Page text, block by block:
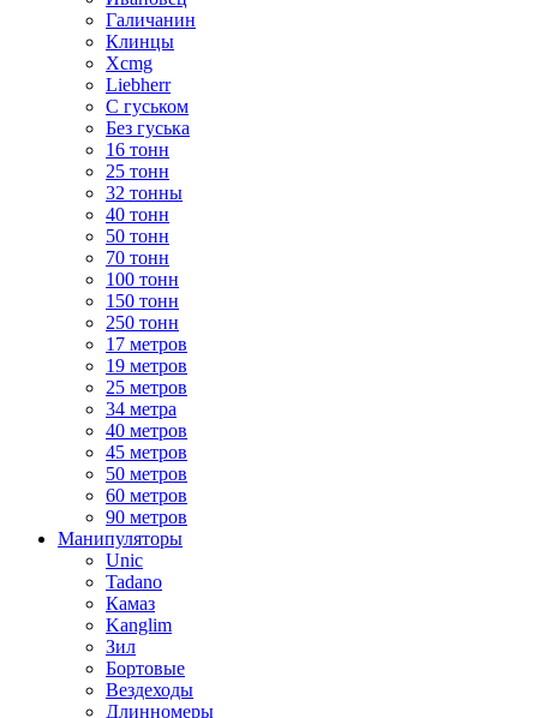
Галичанин
Клинцы
Xcmg
Liebherr
С гуськом
Без гуська
16 тонн
25 тонн
32 тонны
40 тонн
50 тонн
70 тонн
100 тонн
150 тонн
250 тонн
17 метров
19 метров
25 метров
34 метра
40 метров
45 метров
50 метров
60 метров
90 метров
Манипуляторы
Unic
Tadano
Камаз
Kanglim
Зил
Бортовые
Вездеходы
Длинномеры